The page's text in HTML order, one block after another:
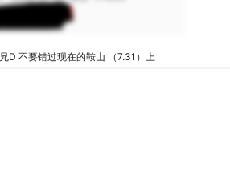
兄D 不要错过现在的鞍山 （7.31）上